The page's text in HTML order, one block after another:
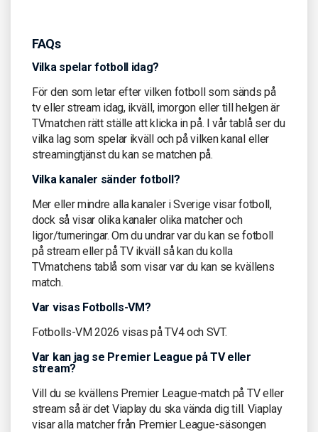
FAQs
Vilka spelar fotboll idag?
För den som letar efter vilken fotboll som sänds på
tv eller stream idag, ikväll, imorgon eller till helgen är
TVmatchen rätt ställe att klicka in på. I vår tablå ser du
vilka lag som spelar ikväll och på vilken kanal eller
streamingtjänst du kan se matchen på.
Vilka kanaler sänder fotboll?
Mer eller mindre alla kanaler i Sverige visar fotboll,
dock så visar olika kanaler olika matcher och
ligor/turneringar. Om du undrar var du kan se fotboll
på stream eller på TV ikväll så kan du kolla
TVmatchens tablå som visar var du kan se kvällens
match.
Var visas Fotbolls-VM?
Fotbolls-VM 2026 visas på TV4 och SVT.
Var kan jag se Premier League på TV eller
stream?
Vill du se kvällens Premier League-match på TV eller
stream så är det Viaplay du ska vända dig till. Viaplay
visar alla matcher från Premier League-säsongen